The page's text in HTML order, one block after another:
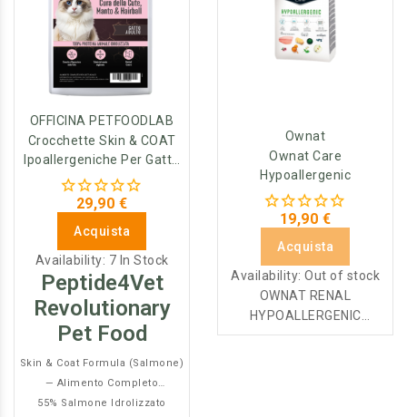
OFFICINA PETFOODLAB
Crocchette Skin & COAT
Ipoallergeniche Per Gatto
Adulto
29,90 €
Acquista
Availability: 7 In Stock
Peptide4Vet
Revolutionary
Pet Food
Skin & Coat Formula (Salmone)
— Alimento Completo
Premium per Gatti Adulti e
55% Salmone Idrolizzato
Ownat
Ownat Care
Hypoallergenic
19,90 €
Acquista
Availability: Out of stock
OWNAT RENAL
HYPOALLERGENIC
Alimento di alta gamma